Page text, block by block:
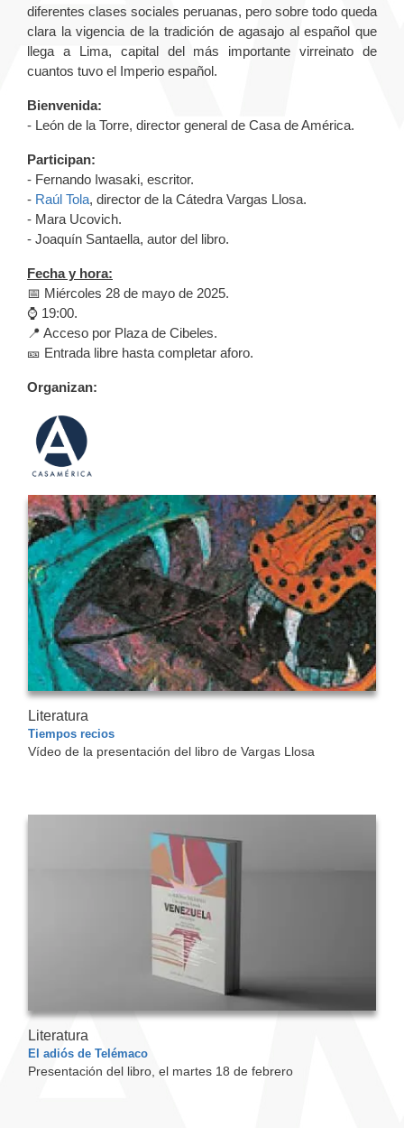
diferentes clases sociales peruanas, pero sobre todo queda
clara la vigencia de la tradición de agasajo al español que
llega a Lima, capital del más importante virreinato de
cuantos tuvo el Imperio español.
Bienvenida:
- León de la Torre, director general de Casa de América.
Participan:
- Fernando Iwasaki, escritor.
- Raúl Tola, director de la Cátedra Vargas Llosa.
- Mara Ucovich.
- Joaquín Santaella, autor del libro.
Fecha y hora:
📅 Miércoles 28 de mayo de 2025.
⌚️ 19:00.
📍 Acceso por Plaza de Cibeles.
🎫 Entrada libre hasta completar aforo.
Organizan:
Literatura
Tiempos recios
Vídeo de la presentación del libro de Vargas Llosa
Literatura
El adiós de Telémaco
Presentación del libro, el martes 18 de febrero